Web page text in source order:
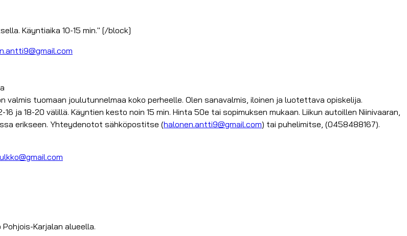
Käyntiaika 10-15 min." [/block]
tuomaan joulutunnelmaa koko perheelle. Olen sanavalmis, iloinen ja luotettava opiskelija.
ja 18-20 välillä. Käyntien kesto noin 15 min. Hinta 50e tai sopimuksen mukaan. Liikun autoillen Niinivaaran,
erikseen. Yhteydenotot sähköpostitse (halonen.antti9@gmail.com) tai puhelimitse, (0458488167).
Karjalan alueella.